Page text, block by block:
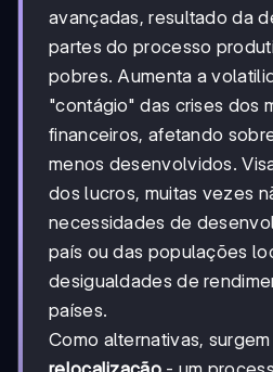
avançadas, resultado da
partes do processo
pobres. Aumenta a
"contágio" das crises dos
financeiros, afetando
menos desenvolvidos.
dos lucros, muitas vezes
necessidades de
país ou das populações
desigualdades de
países.
Como alternativas,